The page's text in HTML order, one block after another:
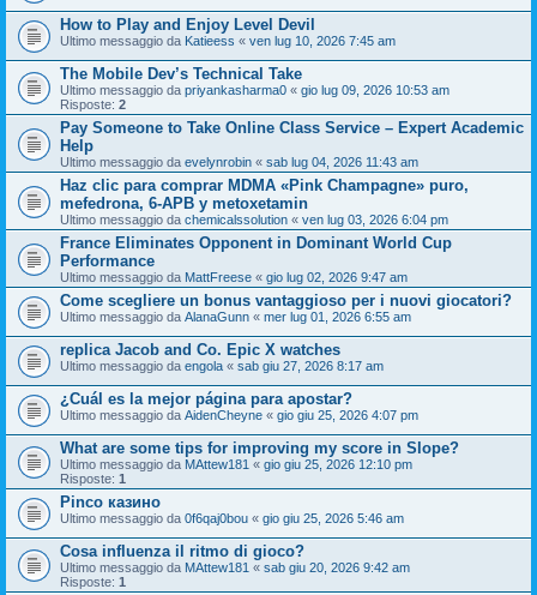
How to Play and Enjoy Level Devil
Ultimo messaggio da Katieess « ven lug 10, 2026 7:45 am
The Mobile Dev’s Technical Take
Ultimo messaggio da priyankasharma0 « gio lug 09, 2026 10:53 am
Risposte: 2
Pay Someone to Take Online Class Service – Expert Academic
Help
Ultimo messaggio da evelynrobin « sab lug 04, 2026 11:43 am
Haz clic para comprar MDMA «Pink Champagne» puro,
mefedrona, 6-APB y metoxetamin
Ultimo messaggio da chemicalssolution « ven lug 03, 2026 6:04 pm
France Eliminates Opponent in Dominant World Cup
Performance
Ultimo messaggio da MattFreese « gio lug 02, 2026 9:47 am
Come scegliere un bonus vantaggioso per i nuovi giocatori?
Ultimo messaggio da AlanaGunn « mer lug 01, 2026 6:55 am
replica Jacob and Co. Epic X watches
Ultimo messaggio da engola « sab giu 27, 2026 8:17 am
¿Cuál es la mejor página para apostar?
Ultimo messaggio da AidenCheyne « gio giu 25, 2026 4:07 pm
What are some tips for improving my score in Slope?
Ultimo messaggio da MAttew181 « gio giu 25, 2026 12:10 pm
Risposte: 1
Pinco казино
Ultimo messaggio da 0f6qaj0bou « gio giu 25, 2026 5:46 am
Cosa influenza il ritmo di gioco?
Ultimo messaggio da MAttew181 « sab giu 20, 2026 9:42 am
Risposte: 1